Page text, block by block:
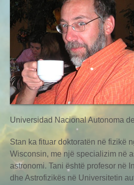
Universidad Nacional Autonoma
Stan ka fituar doktoratën në fizikë
Wisconsin, me një specializim në
astronomi. Tani është profesor në
dhe Astrofizikës në Universitetin